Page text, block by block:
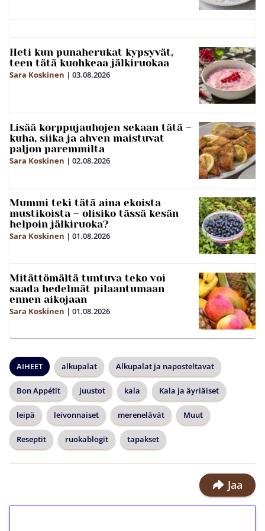
Heti kun punaherukat kypsyvät,
teen tätä kuohkeaa jälkiruokaa
Sara Koskinen | 03.08.2026
Lisää korppujauhojen sekaan tätä –
kuha, siika ja ahven maistuvat
paljon paremmilta
Sara Koskinen | 02.08.2026
Mummi teki tätä aina ekoista
mustikoista – olisiko tässä kesän
helpoin jälkiruoka?
Sara Koskinen | 01.08.2026
Mitättömältä tuntuva teko voi
saada hedelmät pilaantumaan
ennen aikojaan
Sara Koskinen | 01.08.2026
AIHEET alkupalat Alkupalat ja naposteltavat
Bon Appétit juustot kala Kala ja äyriäiset
leipä leivonnaiset merenelävät Muut
Reseptit ruokablogit tapakset
Jaa